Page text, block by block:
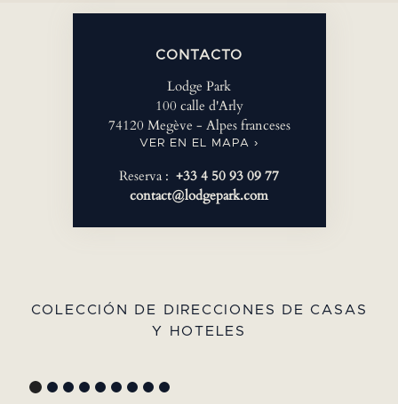
CONTACTO
Lodge Park
100 calle d'Arly
74120 Megève - Alpes franceses
VER EN EL MAPA ›
Reserva : +33 4 50 93 09 77
contact@lodgepark.com
COLECCIÓN DE DIRECCIONES DE CASAS
Y HOTELES